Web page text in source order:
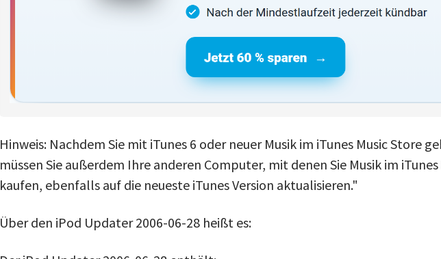
Hinweis: Nachdem Sie mit iTunes 6 oder neuer Musik im iTunes Music Store
müssen Sie außerdem Ihre anderen Computer, mit denen Sie Musik im
kaufen, ebenfalls auf die neueste iTunes Version aktualisieren."
Über den iPod Updater 2006-06-28 heißt es: